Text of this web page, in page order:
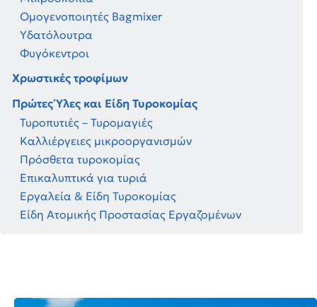
Ομογενοποιητές Bagmixer
Υδατόλουτρα
Φυγόκεντροι
Χρωστικές τροφίμων
Πρώτες Ύλες και Είδη Τυροκομίας
Τυροπυτιές – Τυρομαγιές
Καλλιέργειες μικροοργανισμών
Πρόσθετα τυροκομίας
Επικαλυπτικά για τυριά
Εργαλεία & Είδη Τυροκομίας
Είδη Ατομικής Προστασίας Εργαζομένων